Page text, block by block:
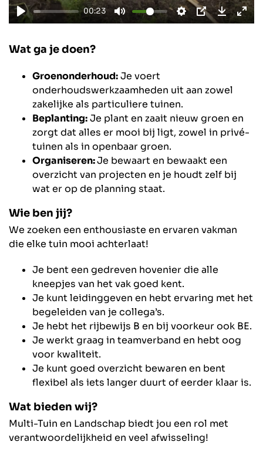
00:23
Wat ga je doen?
Groenonderhoud:Je voert
onderhoudswerkzaamheden uit aan zowel
zakelijke als particuliere tuinen.
Beplanting:Je plant en zaait nieuw groen en
zorgt dat alles er mooi bij ligt, zowel in privé-
tuinen als in openbaar groen.
Organiseren:Je bewaart en bewaakt een
overzicht van projecten en je houdt zelf bij
wat er op de planning staat.
Wie ben jij?
We zoeken een enthousiaste en ervaren vakman
die elke tuin mooi achterlaat!
Je bent een gedreven hovenier die alle
kneepjes van het vak goed kent.
Je kunt leidinggeven en hebt ervaring met het
begeleiden van je collega’s.
Je hebt het rijbewijs B en bij voorkeur ook BE.
Je werkt graag in teamverband en hebt oog
voor kwaliteit.
Je kunt goed overzicht bewaren en bent
flexibel als iets langer duurt of eerder klaar is.
Wat bieden wij?
Multi-Tuin en Landschap biedt jou een rol met
verantwoordelijkheid en veel afwisseling!